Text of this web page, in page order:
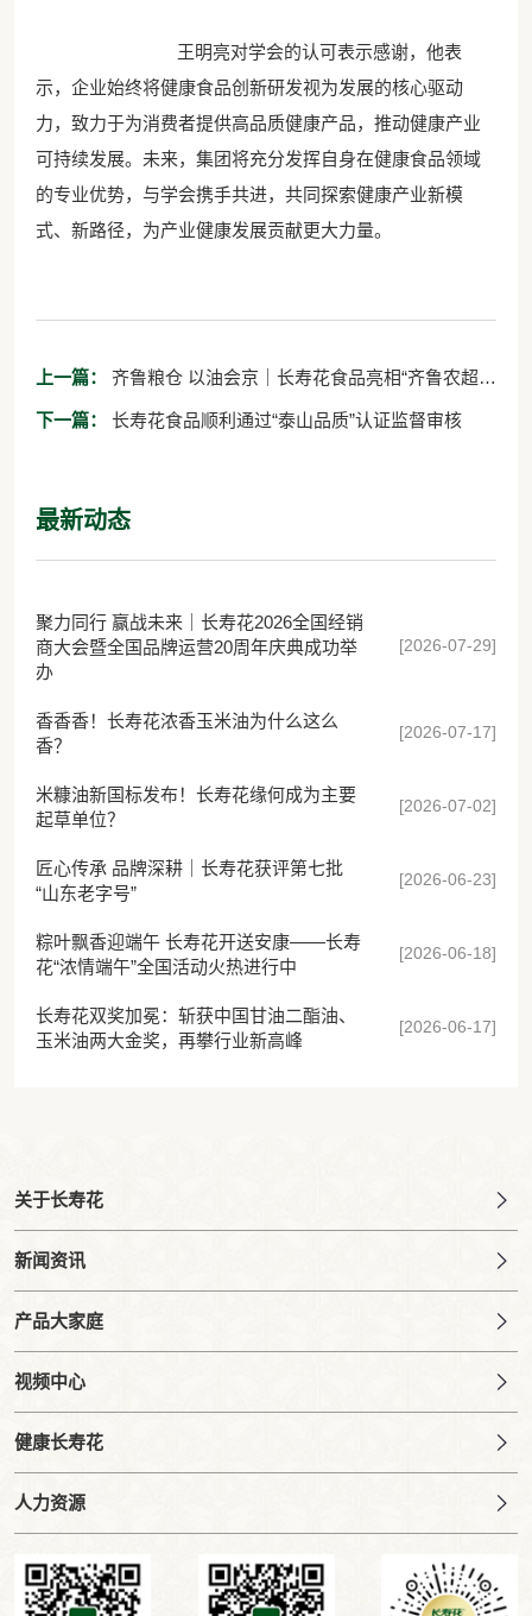
王明亮对学会的认可表示感谢，他表
示，企业始终将健康食品创新研发视为发展的核心驱动
力，致力于为消费者提供高品质健康产品，推动健康产业
可持续发展。未来，集团将充分发挥自身在健康食品领域
的专业优势，与学会携手共进，共同探索健康产业新模
式、新路径，为产业健康发展贡献更大力量。
上一篇：
好品滨州”走进北京新发地采购交易会
下一篇： 长寿花食品顺利通过“泰山品质”认证监督审核
最新动态
聚力同行 赢战未来｜长寿花2026全国经销
商大会暨全国品牌运营20周年庆典成功举
办
[2026-07-29]
香香香！长寿花浓香玉米油为什么这么
香？
[2026-07-17]
米糠油新国标发布！长寿花缘何成为主要
起草单位？
[2026-07-02]
匠心传承 品牌深耕｜长寿花获评第七批
“山东老字号”
[2026-06-23]
粽叶飘香迎端午 长寿花开送安康——长寿
花“浓情端午”全国活动火热进行中
[2026-06-18]
长寿花双奖加冕：斩获中国甘油二酯油、
玉米油两大金奖，再攀行业新高峰
[2026-06-17]
关于长寿花
新闻资讯
产品大家庭
视频中心
健康长寿花
人力资源